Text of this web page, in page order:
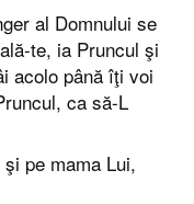
al Domnului se
te, ia Pruncul şi
acolo până îţi voi
ca să-L
pe mama Lui,